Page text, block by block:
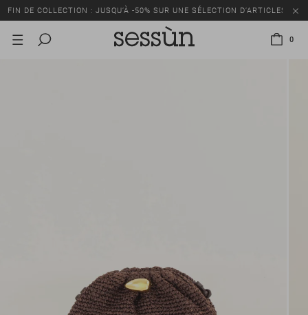
FIN DE COLLECTION : JUSQU’À -50% SUR UNE SÉLECTION D’ARTICLES
0